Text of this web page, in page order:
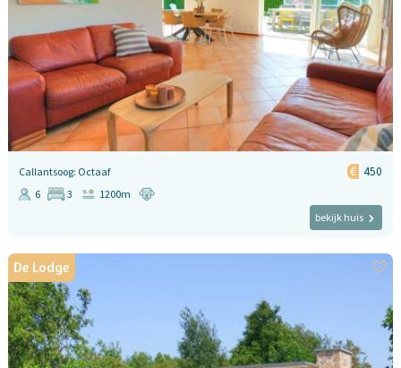
Callantsoog: Octaaf 450
6 3
1200m
bekijk huis
De Lodge